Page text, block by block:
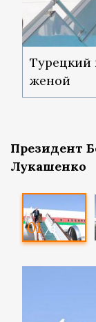
Турецкий
женой
Президент
Лукашенко
01 /3